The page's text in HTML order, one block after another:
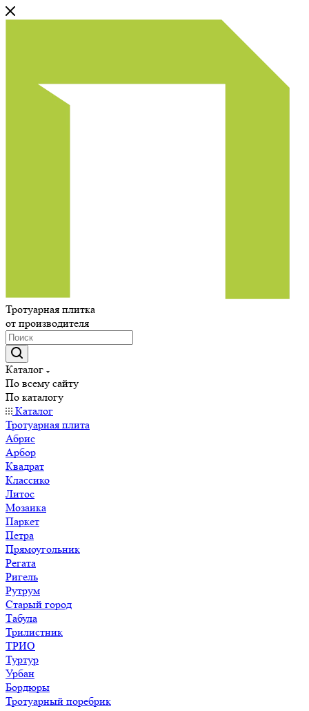
Тротуарная плитка
от производителя
Каталог
По всему сайту
По каталогу
Каталог
Тротуарная плита
Абрис
Арбор
Квадрат
Классико
Литос
Мозаика
Паркет
Петра
Прямоугольник
Регата
Ригель
Рутрум
Старый город
Табула
Трилистник
ТРИО
Туртур
Урбан
Бордюры
Тротуарный поребрик